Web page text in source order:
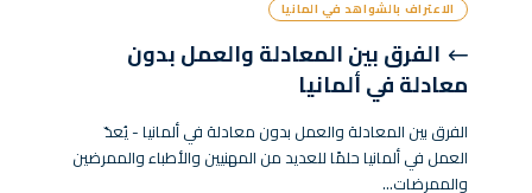
الاعتراف بالشواهد في المانيا
الفرق بين المعادلة والعمل بدون
معادلة في ألمانيا
الفرق بين المعادلة والعمل بدون معادلة في ألمانيا - يُعدّ
العمل في ألمانيا حلمًا للعديد من المهنيين والأطباء والممرضين
والممرضات…